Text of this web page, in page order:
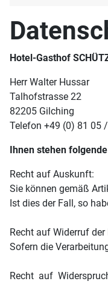
Hotel-Gasthof
Herr Walter Hussar
Talhofstrasse 22
82205 Gilching
Telefon +49 (0) 81 05
Ihnen stehen
Recht auf Auskunft:
Sie können gemäß
Ist dies der Fall, so
Recht auf Widerruf
Sofern die
Recht auf